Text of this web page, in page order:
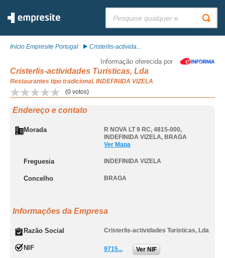
Início Empresite Portugal Cristerlis-activida...
Informação oferecida por
Cristerlis-actividades Turisticas, Lda
Restaurantes tipo tradicional, INDEFINIDA VIZELA
(0 votos)
Endereço e contato
Morada R NOVA LT 9 RC, 4815-000,
INDEFINIDA VIZELA, BRAGA
Ver Mapa
Freguesia INDEFINIDA VIZELA
Concelho BRAGA
Informações da Empresa
Razão Social Cristerlis-actividades Turisticas, Lda
NIF 9715... Ver NIF